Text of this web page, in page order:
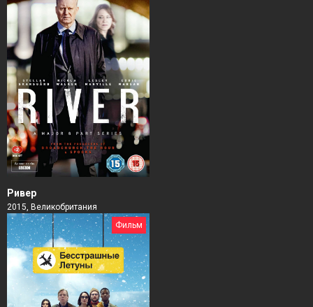
Ривер
2015, Великобритания
Фильм